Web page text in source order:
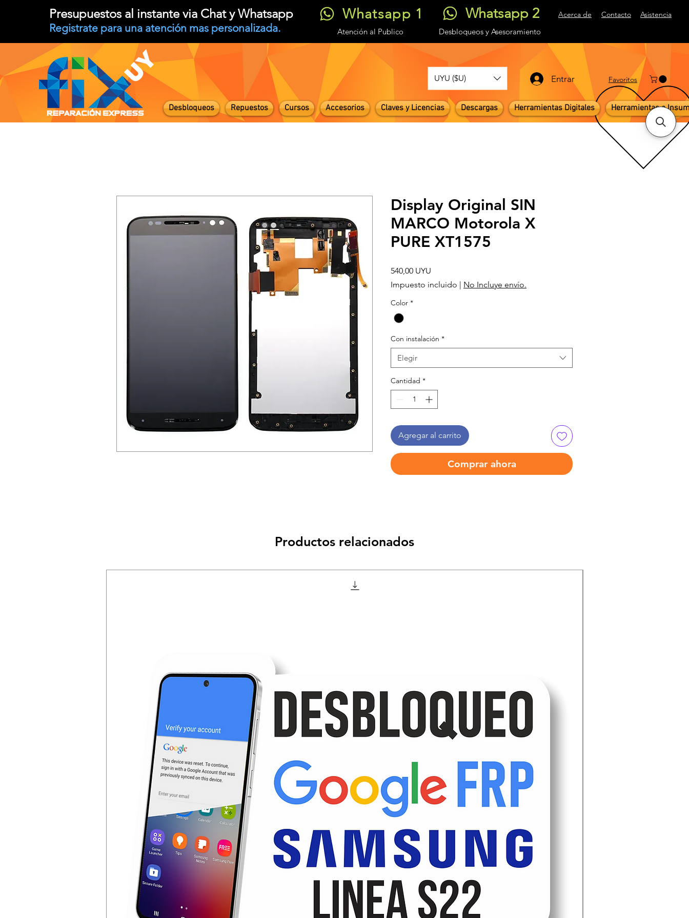
Presupuestos al instante via Chat y Whatsapp
Registrate para una atención mas personalizada.
Whatsapp 1 Whatsapp 2 Acerca de Contacto Asistencia
Atención al Publico Desbloqueos y Asesoramiento
UYU ($U) Entrar Favoritos
Desbloqueos Repuestos Cursos Accesorios Claves y Licencias Descargas Herramientas Digitales Herramientas e
Display Original SIN
MARCO Motorola X
PURE XT1575
540,00 UYU
Impuesto incluido | No Incluye envío.
Color *
Con instalación *
Elegir
Cantidad *
Agregar al carrito
Comprar ahora
Productos relacionados